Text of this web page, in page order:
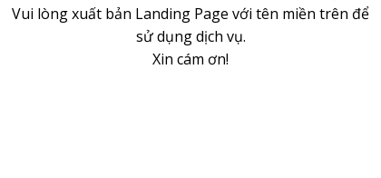
Vui lòng xuất bản Landing Page với tên miền trên để
sử dụng dịch vụ.
Xin cám ơn!